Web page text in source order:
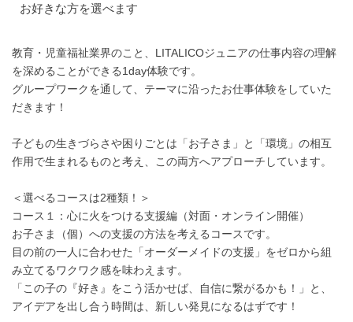
お好きな方を選べます
教育・児童福祉業界のこと、LITALICOジュニアの仕事内容の理解
を深めることができる1day体験です。
グループワークを通して、テーマに沿ったお仕事体験をしていた
だきます！
子どもの生きづらさや困りごとは「お子さま」と「環境」の相互
作用で生まれるものと考え、この両方へアプローチしています。
＜選べるコースは2種類！＞
コース１：心に火をつける支援編（対面・オンライン開催）
お子さま（個）への支援の方法を考えるコースです。
目の前の一人に合わせた「オーダーメイドの支援」をゼロから組
み立てるワクワク感を味わえます。
「この子の『好き』をこう活かせば、自信に繋がるかも！」と、
アイデアを出し合う時間は、新しい発見になるはずです！